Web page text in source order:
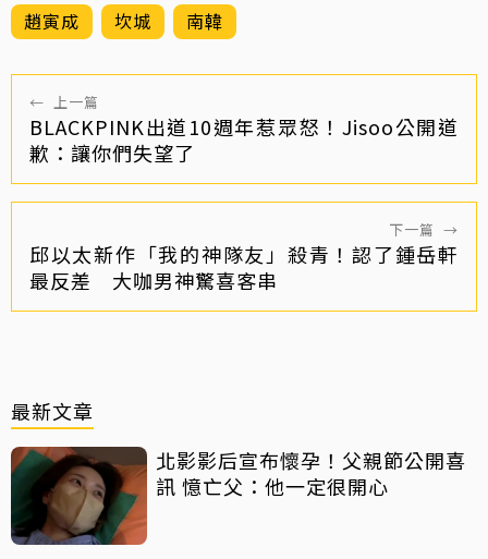
趙寅成 坎城 南韓
← 上一篇
BLACKPINK出道10週年惹眾怒！Jisoo公開道
歉：讓你們失望了
下一篇 →
邱以太新作「我的神隊友」殺青！認了鍾岳軒
最反差 大咖男神驚喜客串
最新文章
北影影后宣布懷孕！父親節公開喜
訊 憶亡父：他一定很開心